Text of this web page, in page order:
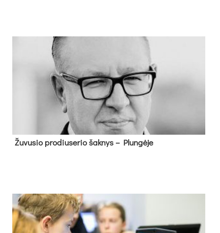
Žu­vu­sio pro­diu­se­rio šak­nys – Plun­gė­je